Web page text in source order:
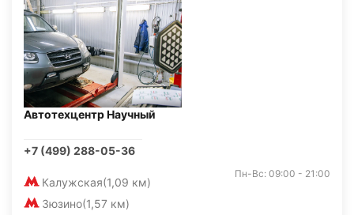
Автотехцентр Научный
+7 (499) 288-05-36
Калужская(1,09 км)
Зюзино(1,57 км)
Пн-Вс: 09:00 - 21:00